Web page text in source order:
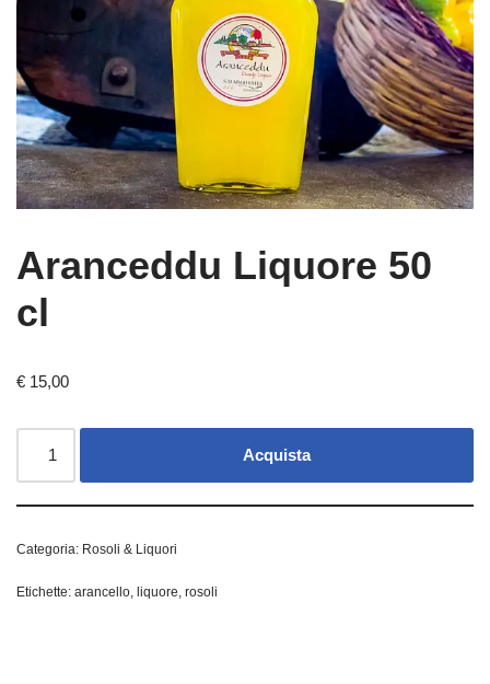
Aranceddu Liquore 50
cl
€ 15,00
Acquista
Categoria: Rosoli & Liquori
Etichette: arancello, liquore, rosoli